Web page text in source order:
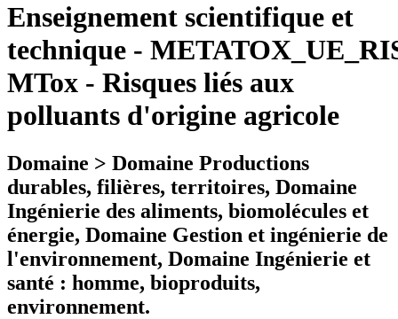
Enseignement scientifique et
technique -
MTox - Risques liés aux
polluants d'origine agricole
Domaine > Domaine Productions
durables, filières, territoires, Domaine
Ingénierie des aliments, biomolécules et
énergie, Domaine Gestion et ingénierie de
l'environnement, Domaine Ingénierie et
santé : homme, bioproduits,
environnement.